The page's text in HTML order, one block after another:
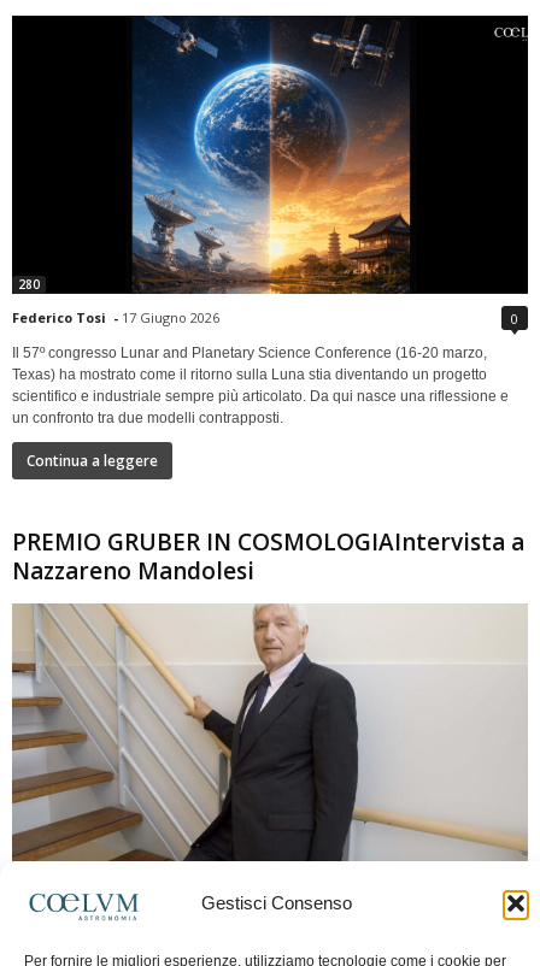
Gestisci Consenso
Per fornire le migliori esperienze, utilizziamo tecnologie come i cookie per
280
Federico Tosi - 17 Giugno 2026 0
Il 57º congresso Lunar and Planetary Science Conference (16-20 marzo,
Texas) ha mostrato come il ritorno sulla Luna stia diventando un progetto
scientifico e industriale sempre più articolato. Da qui nasce una riflessione e
un confronto tra due modelli contrapposti.
Continua a leggere
PREMIO GRUBER IN COSMOLOGIAIntervista a
Nazzareno Mandolesi
Frida Paolella - 16 Giugno 2026 0
spaziale europea e della missione Planck. Il dialogo ripercorre i principali